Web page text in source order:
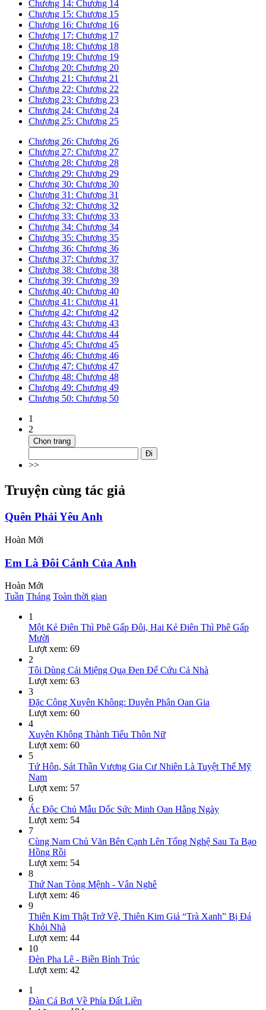
Chương 14: Chương 14
Chương 15: Chương 15
Chương 16: Chương 16
Chương 17: Chương 17
Chương 18: Chương 18
Chương 19: Chương 19
Chương 20: Chương 20
Chương 21: Chương 21
Chương 22: Chương 22
Chương 23: Chương 23
Chương 24: Chương 24
Chương 25: Chương 25
Chương 26: Chương 26
Chương 27: Chương 27
Chương 28: Chương 28
Chương 29: Chương 29
Chương 30: Chương 30
Chương 31: Chương 31
Chương 32: Chương 32
Chương 33: Chương 33
Chương 34: Chương 34
Chương 35: Chương 35
Chương 36: Chương 36
Chương 37: Chương 37
Chương 38: Chương 38
Chương 39: Chương 39
Chương 40: Chương 40
Chương 41: Chương 41
Chương 42: Chương 42
Chương 43: Chương 43
Chương 44: Chương 44
Chương 45: Chương 45
Chương 46: Chương 46
Chương 47: Chương 47
Chương 48: Chương 48
Chương 49: Chương 49
Chương 50: Chương 50
1
2
Chọn trang
Đi
>>
Truyện cùng tác giả
Quên Phải Yêu Anh
Hoàn Mới
Em Là Đôi Cánh Của Anh
Hoàn Mới
Tuần Tháng Toàn thời gian
1
Một Kẻ Điên Thì Phê Gấp Đôi, Hai Kẻ Điên Thì Phê Gấp
Mười
Lượt xem: 69
2
Tôi Dùng Cái Miệng Quạ Đen Để Cứu Cả Nhà
Lượt xem: 63
3
Đặc Công Xuyên Không: Duyên Phận Oan Gia
Lượt xem: 60
4
Xuyên Không Thành Tiểu Thôn Nữ
Lượt xem: 60
5
Tứ Hôn, Sát Thần Vương Gia Cư Nhiên Là Tuyệt Thế Mỹ
Nam
Lượt xem: 57
6
Ác Độc Chủ Mẫu Dốc Sức Minh Oan Hằng Ngày
Lượt xem: 54
7
Cùng Nam Chủ Văn Bên Cạnh Lên Tống Nghệ Sau Ta Bạo
Hồng Rồi
Lượt xem: 54
8
Thứ Nan Tòng Mệnh - Vân Nghê
Lượt xem: 46
9
Thiên Kim Thật Trở Về, Thiên Kim Giả “Trà Xanh” Bị Đá
Khỏi Nhà
Lượt xem: 44
10
Đèn Pha Lê - Biền Bình Trúc
Lượt xem: 42
1
Đàn Cá Bơi Về Phía Đất Liền